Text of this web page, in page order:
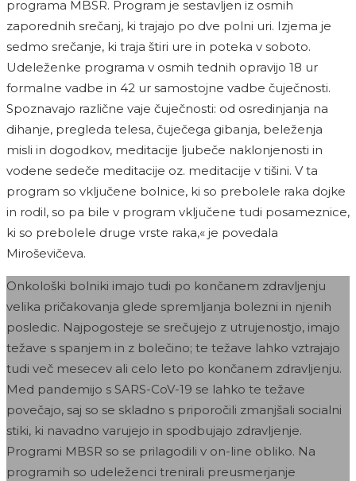
programa MBSR. Program je sestavljen iz osmih
zaporednih srečanj, ki trajajo po dve polni uri. Izjema je
sedmo srečanje, ki traja štiri ure in poteka v soboto.
Udeleženke programa v osmih tednih opravijo 18 ur
formalne vadbe in 42 ur samostojne vadbe čuječnosti.
Spoznavajo različne vaje čuječnosti: od osredinjanja na
dihanje, pregleda telesa, čuječega gibanja, beleženja
misli in dogodkov, meditacije ljubeče naklonjenosti in
vodene sedeče meditacije oz. meditacije v tišini. V ta
program so vključene bolnice, ki so prebolele raka dojke
in rodil, so pa bile v program vključene tudi posameznice,
ki so prebolele druge vrste raka,« je povedala
Miroševičeva.
Onkološki bolniki imajo tudi po končanem zdravljenju
velika pričakovanja glede spremljanja bolezni in njenih
posledic. Najpogosteje se srečujejo z utrujenostjo, imajo
težave s spanjem in z bolečino; te težave lahko vztrajajo
tudi več mesecev ali celo leto po končanem zdravljenju.
Med pandemijo s SARS-CoV-19 se lahko te težave
povečajo, saj so se skladno s priporočili zmanjšali socialni
stiki, ki navadno varujejo in spodbujajo zdravljenje.
Programi MBSR so se prilagodili v on-line obliko. Na
programih so udeleženci trenirali preusmerjanje